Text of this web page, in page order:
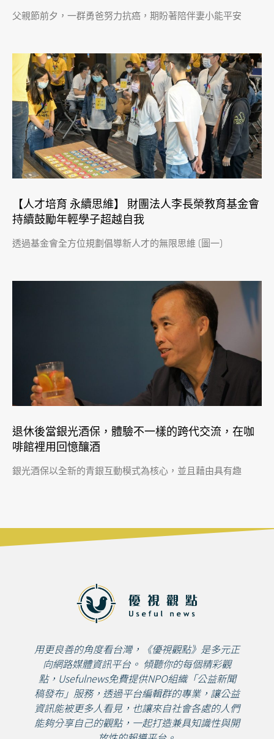
父親節前夕，一群勇爸努力抗癌，期盼著陪伴妻小能平安
【人才培育 永續思維】 財團法人李長榮教育基金會
持續鼓勵年輕學子超越自我
透過基金會全方位規劃倡導新人才的無限思維 (圖一)
退休後當銀光酒保，體驗不一樣的跨代交流，在咖
啡館裡用回憶釀酒
銀光酒保以全新的青銀互動模式為核心，並且藉由具有趣
用更良善的角度看台灣，《優視觀點》是多元正
向網路媒體資訊平台。 傾聽你的每個精彩觀
點，Usefulnews免費提供NPO組織「公益新聞
稿發布」服務，透過平台編輯群的專業，讓公益
資訊能被更多人看見，也讓來自社會各處的人們
能夠分享自己的觀點，一起打造兼具知識性與開